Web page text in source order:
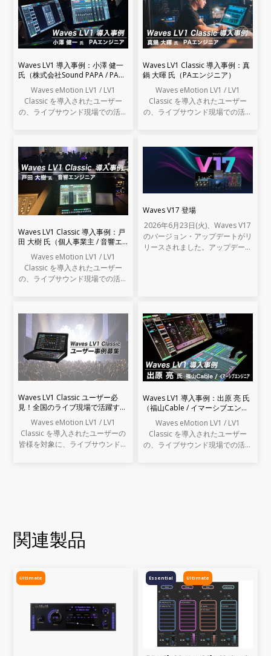
Waves LV1 導入事例：小澤 健一
氏（株式会社Sound PAPA / PAエ
ンジニア）
Waves eMotion LV1 / LV1
Classic を導入されたユーザー
の、ライブサウンド現場での活用
Waves LV1 Classic 導入事例：真
鍋 大暉 氏（PAエンジニア）
Waves eMotion LV1 / LV1
Classic を導入されたユーザー
の、ライブサウンド現場での活用
Waves LV1 Classic 導入事例：戸
田 大樹 氏（個人事業主 / 音響エ
Waves eMotion LV1 / LV1
Classic を導入されたユーザー
の、ライブサウンド現場での活用
Waves V17 登場
2026年6月23日(火)、Waves V17
のバージョン・アップデートがリ
リースされました。アップデート
Waves LV1 Classic ユーザー必
見！全国のライブ現場で活躍する
Waves eMotion LV1 / LV1
Classic を導入されたユーザーの
皆様を対象に、ライブサウンドの
Waves LV1 導入事例：出原 亮 氏
（福山Cable / イマーシブエンジ
Waves eMotion LV1 / LV1
Classic を導入されたユーザー
の、ライブサウンド現場での活用
関連製品
Ultimate Ultimate
Essential